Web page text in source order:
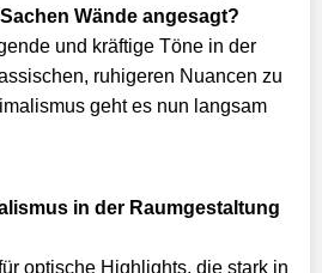
Wände angesagt?
und kräftige Töne in der
ruhigeren Nuancen zu
geht es nun langsam
in der Raumgestaltung
optische Highlights, die stark in